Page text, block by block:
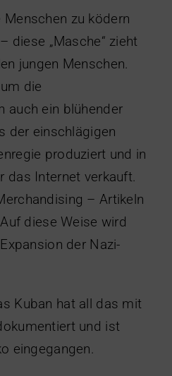
zu ködern
diese „Masche“ zieht
jungen Menschen.
die
auch ein blühender
der einschlägigen
produziert und in
das Internet verkauft.
– Artikeln
diese Weise wird
der Nazi-
Kuban hat all das mit
und ist
eingegangen.